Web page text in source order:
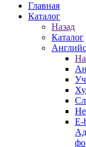
Главная
Каталог
Назад
Каталог
E-